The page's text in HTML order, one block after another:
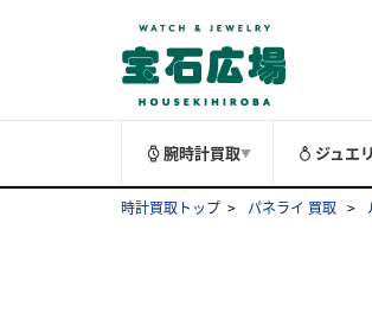
腕時計買取▼ ジュエ
時計買取トップ パネライ 買取